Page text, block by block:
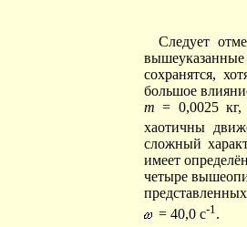
Следует
сохранятся,
большое
m= 0,0025
хаотичны
сложный
имеет
четыре
= 40,0 с-1 .